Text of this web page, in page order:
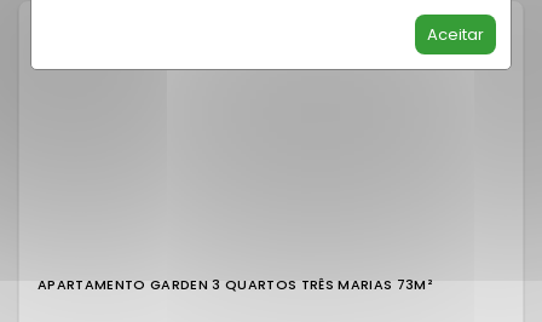
Aceitar
APARTAMENTO GARDEN 3 QUARTOS TRÊS MARIAS 73M²